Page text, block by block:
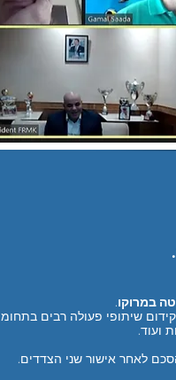
במרוקו.
שיתופי פעולה רבים
ועוד.
לאחר אישור שני הצדדים.